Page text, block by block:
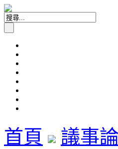
首頁 議事